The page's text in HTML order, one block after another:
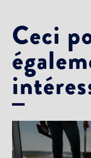
Ceci